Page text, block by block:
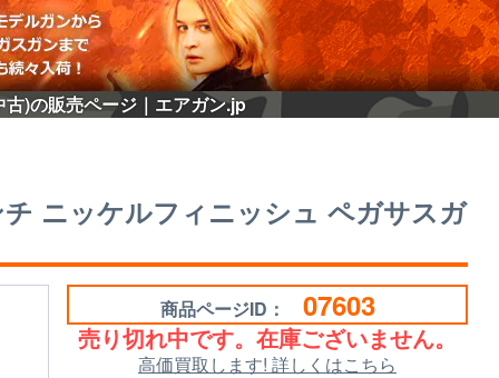
)の販売ページ｜エアガン.jp
ニッケルフィニッシュ ペガサスガ
商品ページID： 07603
売り切れ中です。在庫ございません。
高価買取します! 詳しくはこちら